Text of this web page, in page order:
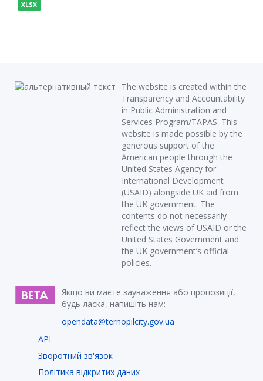
XLSX
The website is created within the
Transparency and Accountability
in Public Administration and
Services Program/TAPAS. This
website is made possible by the
generous support of the
American people through the
United States Agency for
International Development
(USAID) alongside UK aid from
the UK government. The
contents do not necessarily
reflect the views of USAID or the
United States Government and
the UK government’s official
policies.
Якщо ви маєте зауваження або пропозиції,
будь ласка, напишіть нам:
opendata@ternopilcity.gov.ua
API
Зворотний зв'язок
Політика відкритих даних